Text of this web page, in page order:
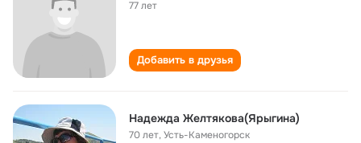
77 лет
Добавить в друзья
Надежда Желтякова(Ярыгина)
70 лет,Усть-Каменогорск